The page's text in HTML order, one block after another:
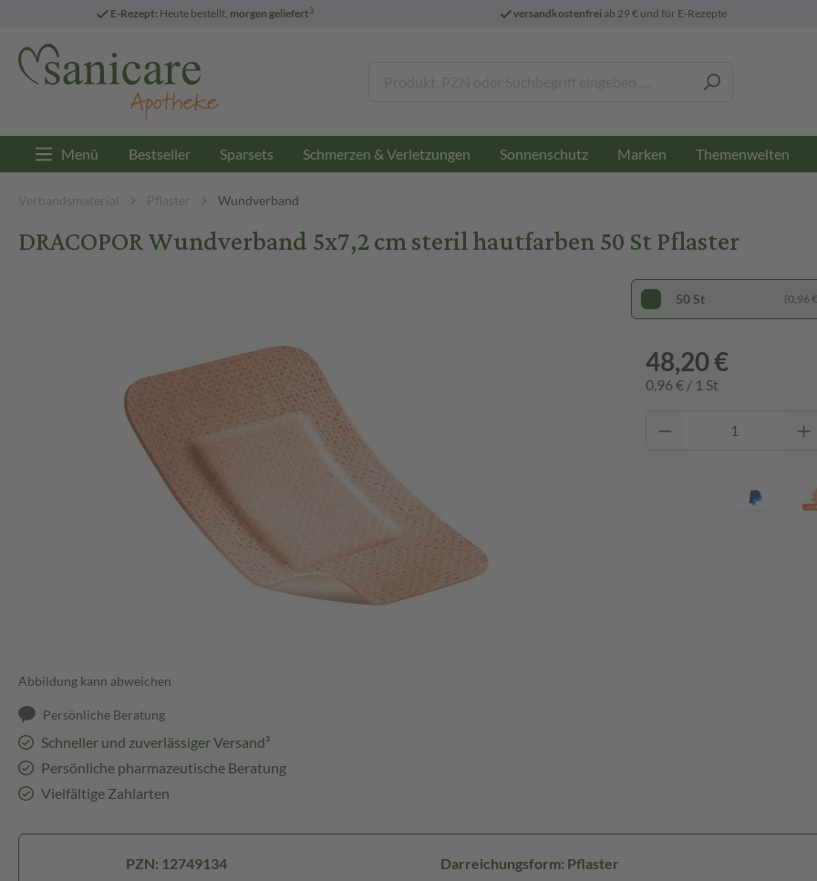
E-Rezept: Heute bestellt, morgen geliefert3 versandkostenfreiab 29 € und für E-Rezepte
Menü Bestseller Sparsets Schmerzen & Verletzungen Sonnenschutz Marken Themenwelten
Verbandsmaterial Pflaster Wundverband
DRACOPOR Wundverband 5x7,2 cm steril hautfarben 50 St Pflaster
Abbildung kann abweichen
Persönliche Beratung
Schneller und zuverlässiger Versand³
Persönliche pharmazeutische Beratung
Vielfältige Zahlarten
50 St (0,96
48,20 €
0,96 € / 1 St
PZN: 12749134 Darreichungsform: Pflaster